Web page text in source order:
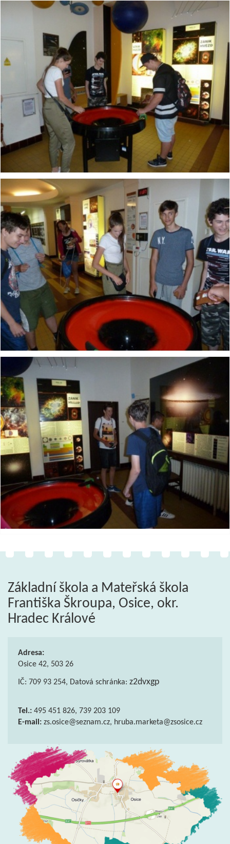
Základní škola a Mateřská škola
Františka Škroupa, Osice, okr.
Hradec Králové
Adresa:
Osice 42, 503 26
IČ: 709 93 254, Datová schránka: z2dvxgp
Tel.: 495 451 826, 739 203 109
E-mail: zs.osice@seznam.cz, hruba.marketa@zsosice.cz